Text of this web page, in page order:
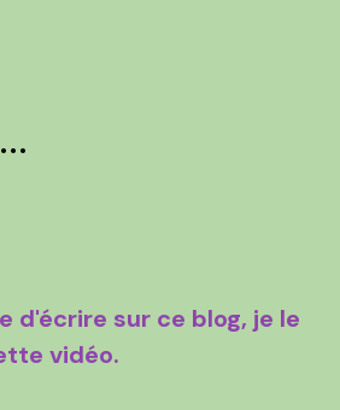
d'écrire sur ce blog, je le
vidéo.